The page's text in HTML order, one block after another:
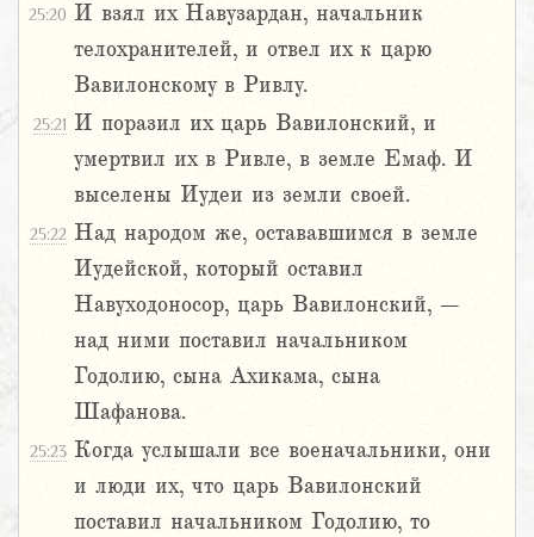
25:20 И взял их Навузардан, начальник
телохранителей, и отвел их к царю
Вавилонскому в Ривлу.
25:21 И поразил их царь Вавилонский, и
умертвил их в Ривле, в земле Емаф. И
выселены Иудеи из земли своей.
25:22 Над народом же, остававшимся в земле
Иудейской, который оставил
Навуходоносор, царь Вавилонский, –
над ними поставил начальником
Годолию, сына Ахикама, сына
Шафанова.
25:23 Когда услышали все военачальники, они
и люди их, что царь Вавилонский
поставил начальником Годолию, то